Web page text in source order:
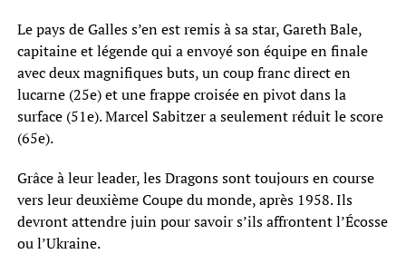
Le pays de Galles s’en est remis à sa star, Gareth Bale,
capitaine et légende qui a envoyé son équipe en finale
avec deux magnifiques buts, un coup franc direct en
lucarne (25e) et une frappe croisée en pivot dans la
surface (51e). Marcel Sabitzer a seulement réduit le score
(65e).
Grâce à leur leader, les Dragons sont toujours en course
vers leur deuxième Coupe du monde, après 1958. Ils
devront attendre juin pour savoir s’ils affrontent l’Écosse
ou l’Ukraine.